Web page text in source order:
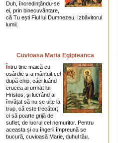
Duh, încredințându-se
ei, prin binecuvântare,
că Tu ești Fiul lui Dumnezeu, Izbăvitorul
lumii.
Cuvioasa Maria Egipteanca
Întru tine maică cu
osârdie s-a mântuit cel
după chip; căci luând
crucea ai urmat lui
Hristos; și lucrând ai
învățat să nu se uite la
trup, că este trecător;
ci să poarte grijă de
suflet, de lucrul cel nemuritor. Pentru
aceasta și cu în­gerii împreună se
bucură, cuvioasă Marie, duhul tău.